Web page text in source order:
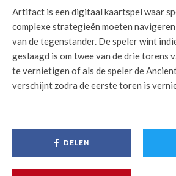
Artifact is een digitaal kaartspel waar
complexe strategieën moeten
van de tegenstander. De speler wint
geslaagd is om twee van de drie torens
te vernietigen of als de speler de
verschijnt zodra de eerste toren is
DELEN